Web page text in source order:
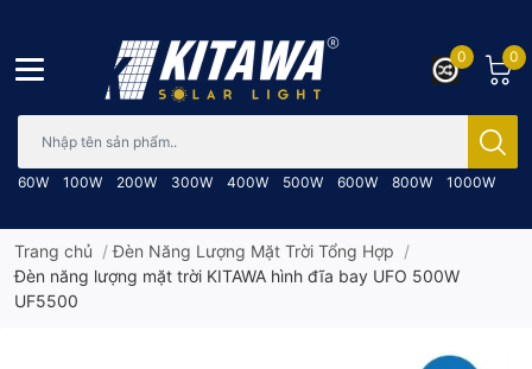
60W 100W 200W 300W 400W 500W 600W 800W 1000W
0
0
Trang chủ /Đèn Năng Lượng Mặt Trời Tổng Hợp /
Đèn năng lượng mặt trời KITAWA hình đĩa bay UFO 500W
UF5500